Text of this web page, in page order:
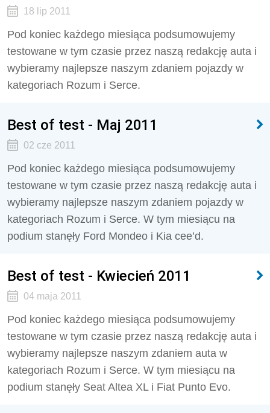
18 lip 2011
Pod koniec każdego miesiąca podsumowujemy
testowane w tym czasie przez naszą redakcję auta i
wybieramy najlepsze naszym zdaniem pojazdy w
kategoriach Rozum i Serce.
Best of test - Maj 2011
02 cze 2011
Pod koniec każdego miesiąca podsumowujemy
testowane w tym czasie przez naszą redakcję auta i
wybieramy najlepsze naszym zdaniem pojazdy w
kategoriach Rozum i Serce. W tym miesiącu na
podium stanęły Ford Mondeo i Kia cee’d.
Best of test - Kwiecień 2011
04 maja 2011
Pod koniec każdego miesiąca podsumowujemy
testowane w tym czasie przez naszą redakcję auta i
wybieramy najlepsze naszym zdaniem auta w
kategoriach Rozum i Serce. W tym miesiącu na
podium stanęły Seat Altea XL i Fiat Punto Evo.